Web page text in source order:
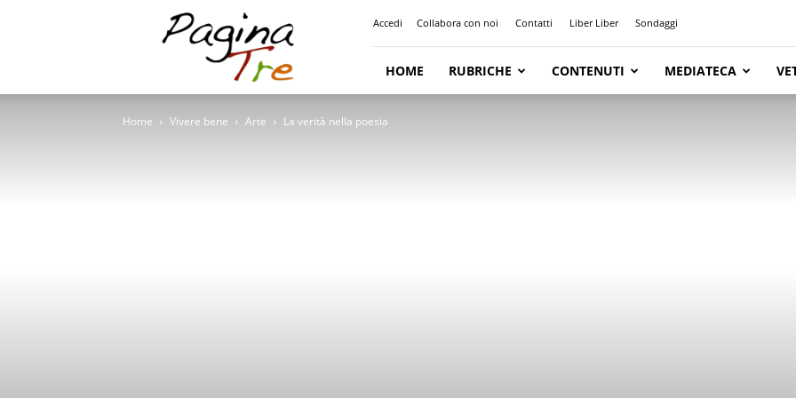
Accedi Collabora con noi Contatti Liber Liber Sondaggi
HOME RUBRICHE CONTENUTI MEDIATECA
Home Vivere bene Arte La verità nella poesia